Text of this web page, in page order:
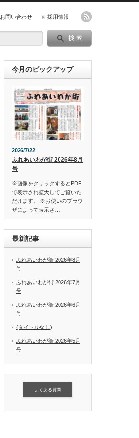
お問い合わせ 採用情報
今月のピックアップ
2026/7/22
ふれあいわが街 2026年8月
号
※画像をクリックするとPDF
で表示され拡大してご覧いた
だけます。 ※お使いのブラウ
ザによって表示さ…
最新記事
ふれあいわが街 2026年8月
号
ふれあいわが街 2026年7月
号
ふれあいわが街 2026年6月
号
(タイトルなし)
ふれあいわが街 2026年5月
号
よくある質問